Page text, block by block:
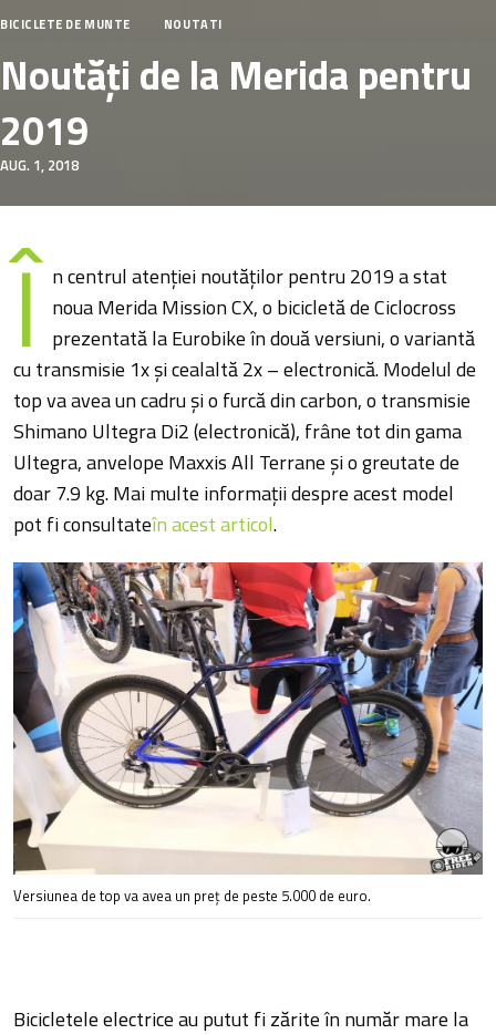
BICICLETE DE MUNTE NOUTATI
Noutăți de la Merida pentru
2019
AUG. 1, 2018
Î n centrul atenției noutăților pentru 2019 a stat
noua Merida Mission CX, o bicicletă de Ciclocross
prezentată la Eurobike în două versiuni, o variantă
cu transmisie 1x și cealaltă 2x – electronică. Modelul de
top va avea un cadru și o furcă din carbon, o transmisie
Shimano Ultegra Di2 (electronică), frâne tot din gama
Ultegra, anvelope Maxxis All Terrane și o greutate de
doar 7.9 kg. Mai multe informații despre acest model
pot fi consultateîn acest articol.
Versiunea de top va avea un preț de peste 5.000 de euro.
Bicicletele electrice au putut fi zărite în număr mare la